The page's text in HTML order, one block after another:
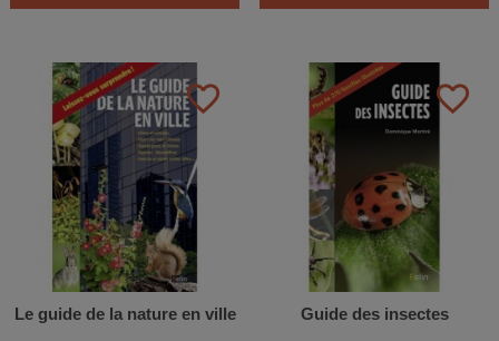
favorite_border
Le guide de la nature en ville
favorite_border
Guide des insectes